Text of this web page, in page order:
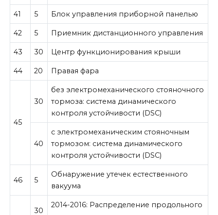
41 5 Блок управления приборной панелью
42 5 Приемник дистанционного управления
43 30 Центр функционирования крыши
44 20 Правая фара
45
30
без электромеханического стояночного
тормоза: система динамического
контроля устойчивости (DSC)
40
с электромеханическим стояночным
тормозом: система динамического
контроля устойчивости (DSC)
46 5
Обнаружение утечек естественного
вакуума
30
2014-2016: Распределение продольного